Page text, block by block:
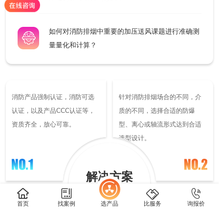
新闻中心
关于我们
综合官网 雾炮机官网
阿里国际站
如何对消防排烟中重要的加压送风课题进行准确测
量量化和计算？
消防产品强制认证，消防可选
认证，以及产品CCC认证等，
资质齐全，放心可靠。
针对消防排烟场合的不同，介
质的不同，选择合适的防爆
型、离心或轴流形式达到合适
选型设计。
解决方案
Solutions
首页 找案例 选产品 比服务 询报价